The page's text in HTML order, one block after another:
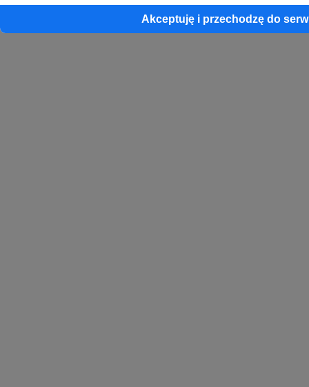
Akceptuję i przechodzę do